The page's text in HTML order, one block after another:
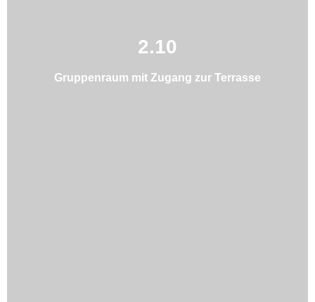
2.10
Gruppenraum mit Zugang zur Terrasse